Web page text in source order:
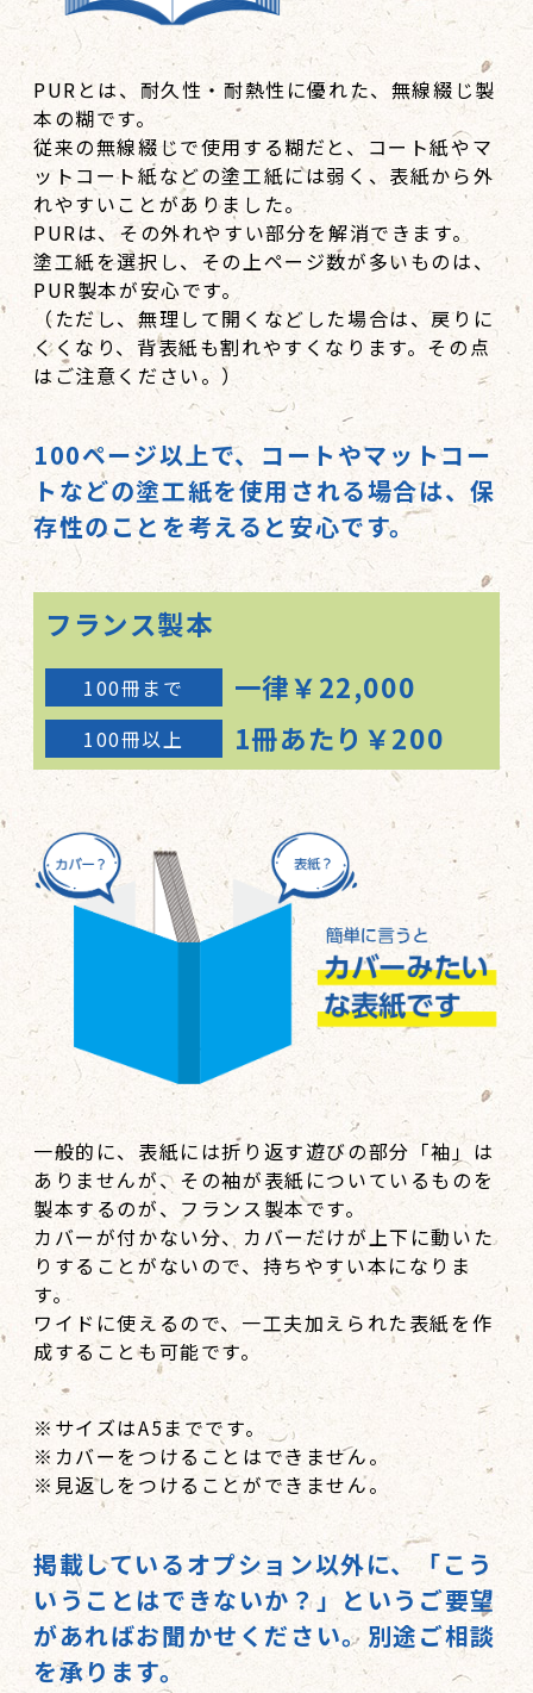
PURとは、耐久性・耐熱性に優れた、無線綴じ製
本の糊です。
従来の無線綴じで使用する糊だと、コート紙やマ
ットコート紙などの塗工紙には弱く、表紙から外
れやすいことがありました。
PURは、その外れやすい部分を解消できます。
塗工紙を選択し、その上ページ数が多いものは、
PUR製本が安心です。
（ただし、無理して開くなどした場合は、戻りに
くくなり、背表紙も割れやすくなります。その点
はご注意ください。）
100ページ以上で、コートやマットコー
トなどの塗工紙を使用される場合は、保
存性のことを考えると安心です。
フランス製本
100冊まで 一律￥22,000
100冊以上 1冊あたり￥200
一般的に、表紙には折り返す遊びの部分「袖」は
ありませんが、その袖が表紙についているものを
製本するのが、フランス製本です。
カバーが付かない分、カバーだけが上下に動いた
りすることがないので、持ちやすい本になりま
す。
ワイドに使えるので、一工夫加えられた表紙を作
成することも可能です。
※サイズはA5までです。
※カバーをつけることはできません。
※見返しをつけることができません。
掲載しているオプション以外に、「こう
いうことはできないか？」というご要望
があればお聞かせください。別途ご相談
を承ります。